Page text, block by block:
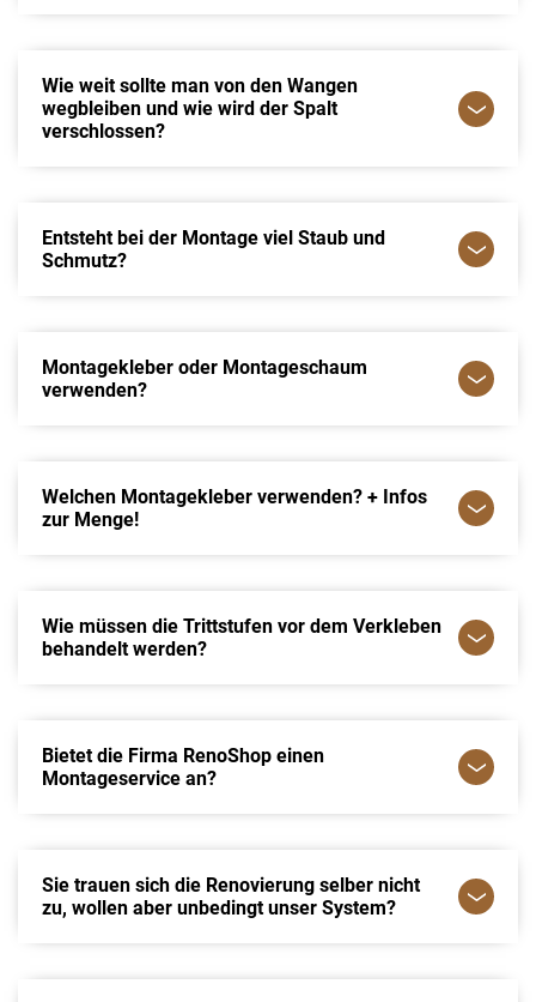
Wie weit sollte man von den Wangen
wegbleiben und wie wird der Spalt
verschlossen?
Entsteht bei der Montage viel Staub und
Schmutz?
Montagekleber oder Montageschaum
verwenden?
Welchen Montagekleber verwenden? + Infos
zur Menge!
Wie müssen die Trittstufen vor dem Verkleben
behandelt werden?
Bietet die Firma RenoShop einen
Montageservice an?
Sie trauen sich die Renovierung selber nicht
zu, wollen aber unbedingt unser System?